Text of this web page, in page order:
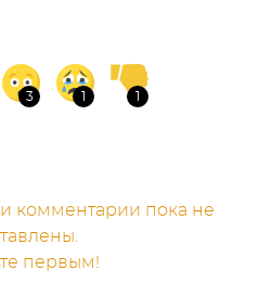
комментарии пока не
первым!